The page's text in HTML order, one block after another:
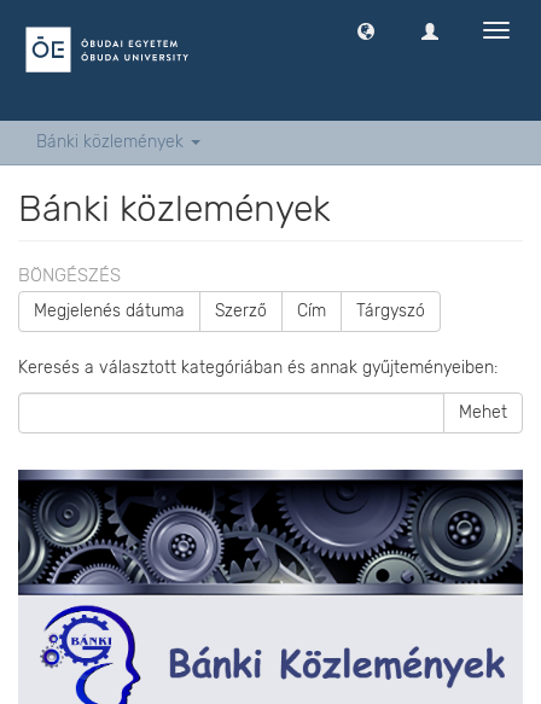
Bánki közlemények
Bánki közlemények
BÖNGÉSZÉS
Megjelenés dátuma Szerző Cím Tárgyszó
Keresés a választott kategóriában és annak gyűjteményeiben:
Mehet